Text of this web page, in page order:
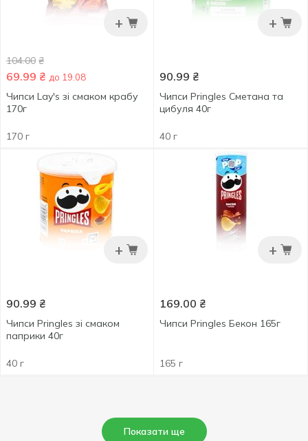
+
104.00 ₴
69.99 ₴ до 19.08
Чипси Lay's зі смаком крабу
170г
170 г
+
90.99 ₴
Чипси Pringles Сметана та
цибуля 40г
40 г
+
90.99 ₴
Чипси Pringles зі смаком
паприки 40г
40 г
+
169.00 ₴
Чипси Pringles Бекон 165г
165 г
Показати ще